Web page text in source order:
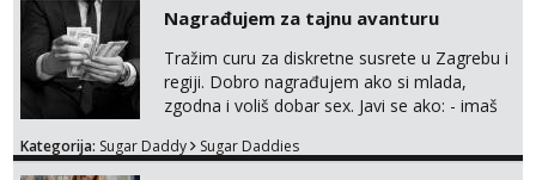
Nagrađujem za tajnu avanturu
Tražim curu za diskretne susrete u Zagrebu i
regiji. Dobro nagrađujem ako si mlada,
zgodna i voliš dobar sex. Javi se ako: - imaš
kosu - se dobro ljubiš - si fleksibilna s
Kategorija: Sugar Daddy Sugar Daddies